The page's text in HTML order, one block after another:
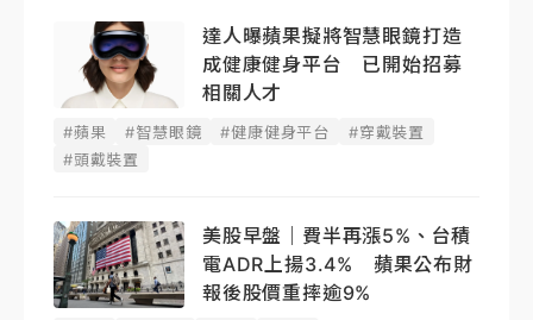
達人曝蘋果擬將智慧眼鏡打造
成健康健身平台 已開始招募
相關人才
#蘋果 #智慧眼鏡 #健康健身平台
#穿戴裝置
#頭戴裝置
美股早盤｜費半再漲5%、台積
電ADR上揚3.4% 蘋果公布財
報後股價重摔逾9%